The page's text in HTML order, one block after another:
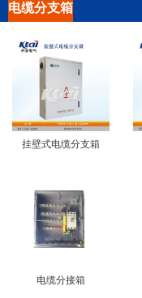
电缆分支箱
挂壁式电缆分支箱
电缆分接箱